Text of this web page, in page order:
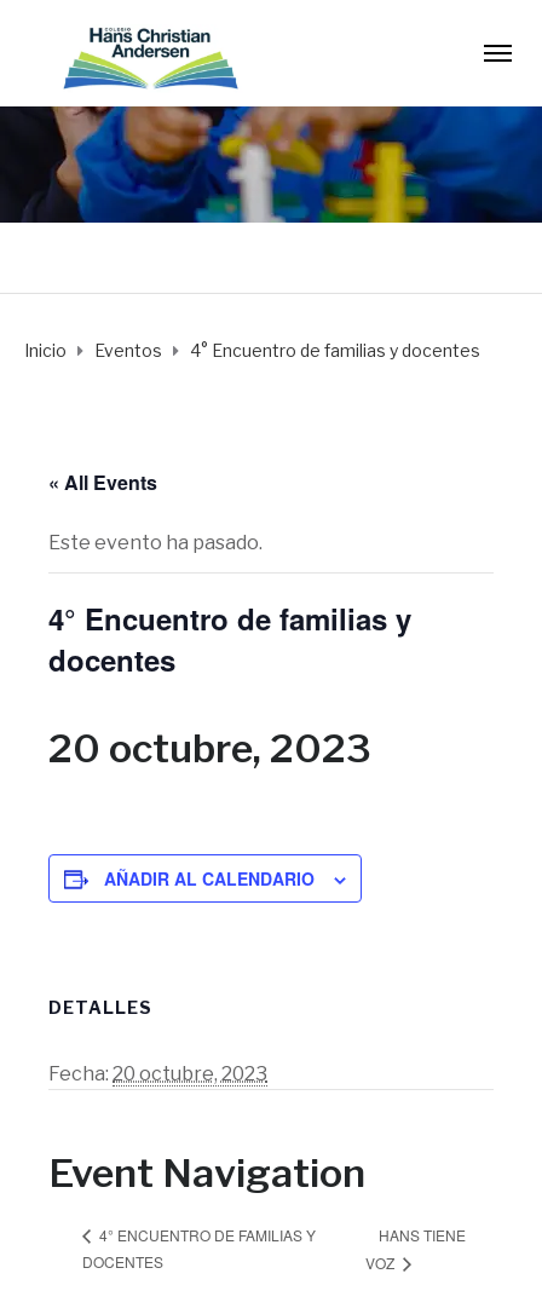
Inicio Eventos 4° Encuentro de familias y docentes
« All Events
Este evento ha pasado.
4° Encuentro de familias y
docentes
20 octubre, 2023
AÑADIR AL CALENDARIO
DETALLES
Fecha: 20 octubre, 2023
Event Navigation
4° ENCUENTRO DE FAMILIAS Y
DOCENTES
HANS TIENE
VOZ